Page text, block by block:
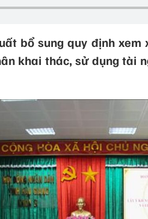
bổ sung quy định
khai thác, sử dụng tài